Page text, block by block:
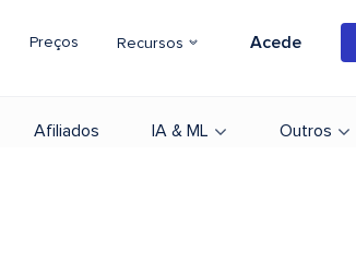
Preços Recursos Acede
Afiliados IA & ML Outros